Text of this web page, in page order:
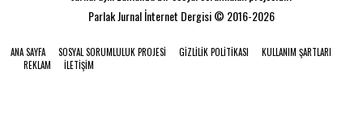
Parlak Jurnalİnternet Dergisi © 2016-2026
ANA SAYFA SOSYAL SORUMLULUK PROJESI GIZLILIK POLITIKASI
KULLANIM ŞARTLARI
REKLAM
İLETIŞIM